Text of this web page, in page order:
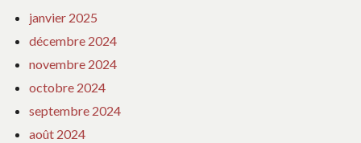
janvier 2025
décembre 2024
novembre 2024
octobre 2024
septembre 2024
août 2024